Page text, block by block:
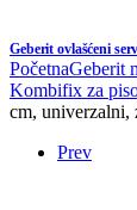
Geberit ovlašćeni
PočetnaGeberit
Kombifix za
cm, univerzalni,
Prev